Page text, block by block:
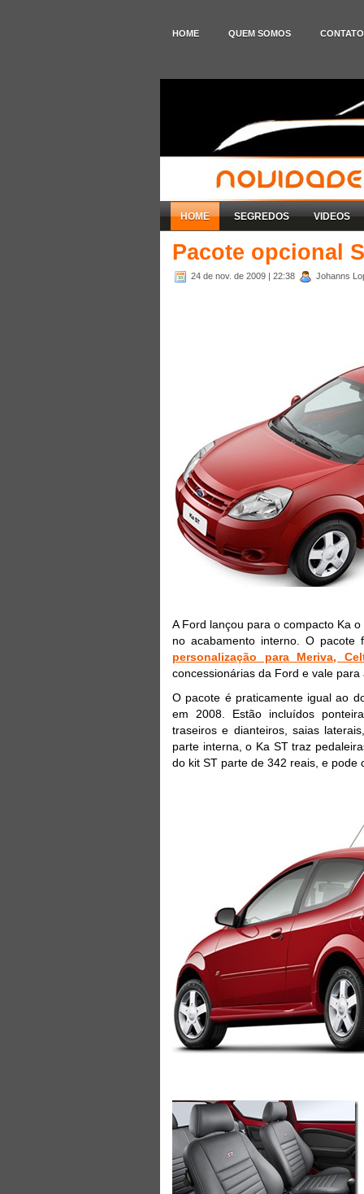
HOME QUEM SOMOS CONTATO
HOME SEGREDOS VIDEOS
Pacote opcional
24 de nov. de 2009 | 22:38 Johanns
A Ford lançou para o compacto Ka
no acabamento interno. O pacote
personalização para Meriva,
concessionárias da Ford e vale para
O pacote é praticamente igual ao
em 2008. Estão incluídos
traseiros e dianteiros, saias
parte interna, o Ka ST traz
do kit ST parte de 342 reais, e pode